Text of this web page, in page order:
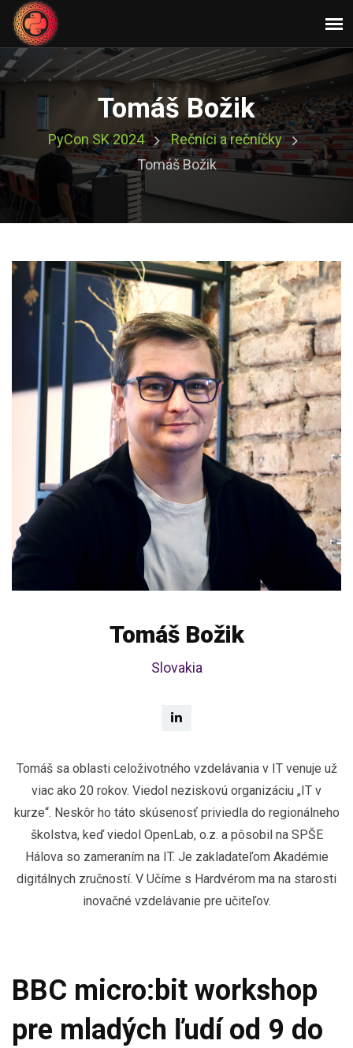
Tomáš Božik
PyCon SK 2024
Rečníci a rečníčky
Tomáš Božik
Tomáš Božik
Slovakia
Tomáš sa oblasti celoživotného vzdelávania v IT venuje už
viac ako 20 rokov. Viedol neziskovú organizáciu „IT v
kurze“. Neskôr ho táto skúsenosť priviedla do regionálneho
školstva, keď viedol OpenLab, o.z. a pôsobil na SPŠE
Hálova so zameraním na IT. Je zakladateľom Akadémie
digitálnych zručností. V Učíme s Hardvérom ma na starosti
inovačné vzdelávanie pre učiteľov.
BBC micro:bit workshop
pre mladých ľudí od 9 do